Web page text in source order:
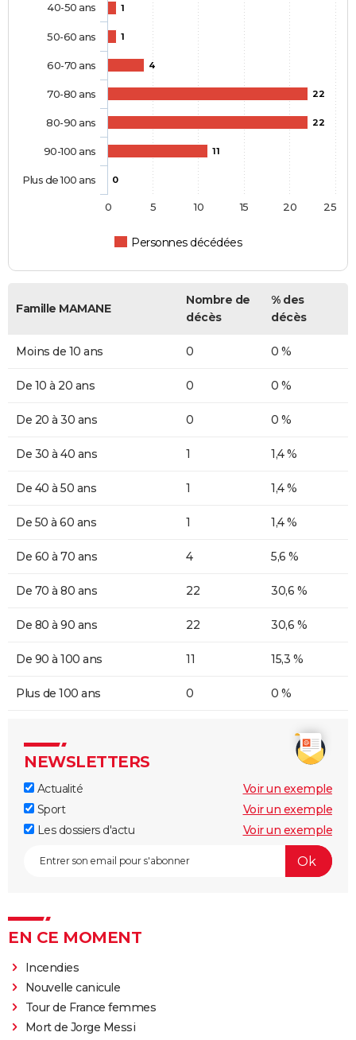
1
1
4
22
22
11
0
Personnes décédées
40-50 ans
50-60 ans
60-70 ans
70-80 ans
80-90 ans
90-100 ans
Plus de 100 ans
0 5 10 15 20 25
Famille MAMANE
Nombre de
décès
% des
décès
Moins de 10 ans 0 0 %
De 10 à 20 ans 0 0 %
De 20 à 30 ans 0 0 %
De 30 à 40 ans 1 1,4 %
De 40 à 50 ans 1 1,4 %
De 50 à 60 ans 1 1,4 %
De 60 à 70 ans 4 5,6 %
De 70 à 80 ans 22 30,6 %
De 80 à 90 ans 22 30,6 %
De 90 à 100 ans 11 15,3 %
Plus de 100 ans 0 0 %
NEWSLETTERS
Actualité
Voir un exemple
Sport
Voir un exemple
Les dossiers d'actu
Voir un exemple
EN CE MOMENT
Incendies
Nouvelle canicule
Tour de France femmes
Mort de Jorge Messi